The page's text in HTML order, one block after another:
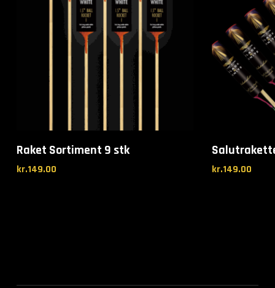
Raket Sortiment 9 stk
kr.149.00 kr.149.00